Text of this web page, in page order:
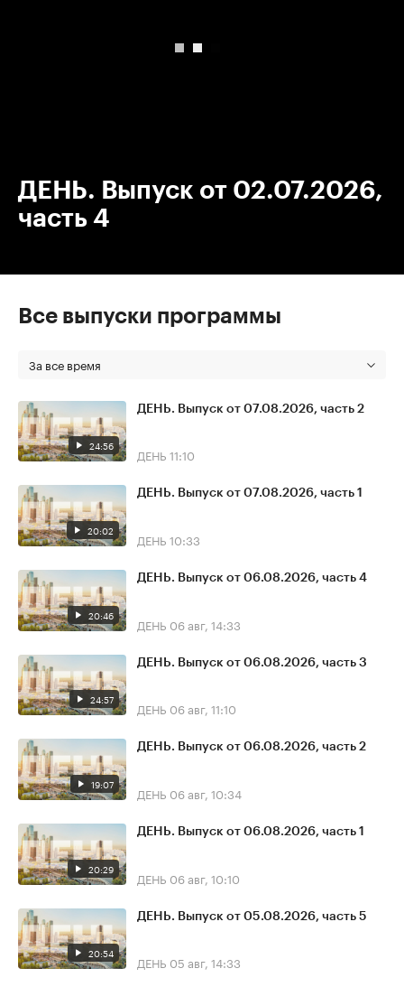
ДЕНЬ. Выпуск от 02.07.2026,
часть 4
Все выпуски программы
За все время
24:56
ДЕНЬ. Выпуск от 07.08.2026, часть 2
ДЕНЬ 11:10
20:02
ДЕНЬ. Выпуск от 07.08.2026, часть 1
ДЕНЬ 10:33
20:46
ДЕНЬ. Выпуск от 06.08.2026, часть 4
ДЕНЬ 06 авг, 14:33
24:57
ДЕНЬ. Выпуск от 06.08.2026, часть 3
ДЕНЬ 06 авг, 11:10
19:07
ДЕНЬ. Выпуск от 06.08.2026, часть 2
ДЕНЬ 06 авг, 10:34
20:29
ДЕНЬ. Выпуск от 06.08.2026, часть 1
ДЕНЬ 06 авг, 10:10
20:54
ДЕНЬ. Выпуск от 05.08.2026, часть 5
ДЕНЬ 05 авг, 14:33